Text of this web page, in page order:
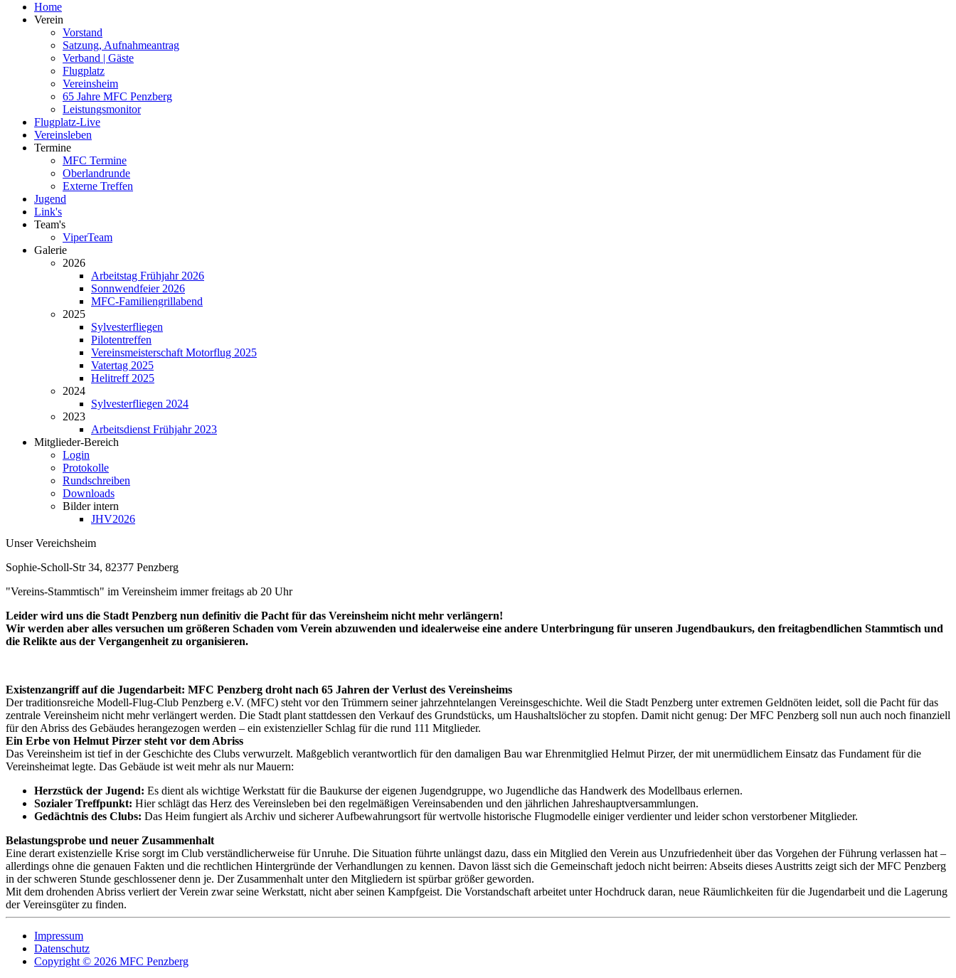
Home
Verein
Vorstand
Satzung, Aufnahmeantrag
Verband | Gäste
Flugplatz
Vereinsheim
65 Jahre MFC Penzberg
Leistungsmonitor
Flugplatz-Live
Vereinsleben
Termine
MFC Termine
Oberlandrunde
Externe Treffen
Jugend
Link's
Team's
ViperTeam
Galerie
2026
Arbeitstag Frühjahr 2026
Sonnwendfeier 2026
MFC-Familiengrillabend
2025
Sylvesterfliegen
Pilotentreffen
Vereinsmeisterschaft Motorflug 2025
Vatertag 2025
Helitreff 2025
2024
Sylvesterfliegen 2024
2023
Arbeitsdienst Frühjahr 2023
Mitglieder-Bereich
Login
Protokolle
Rundschreiben
Downloads
Bilder intern
JHV2026
Unser Vereichsheim
Sophie-Scholl-Str 34, 82377 Penzberg
"Vereins-Stammtisch" im Vereinsheim immer freitags ab 20 Uhr
Leider wird uns die Stadt Penzberg nun definitiv die Pacht für das Vereinsheim nicht mehr verlängern!
Wir werden aber alles versuchen um größeren Schaden vom Verein abzuwenden und idealerweise eine andere Unterbringung für unseren Jugendbaukurs, den freitagbendlichen Stammtisch und
die Relikte aus der Vergangenheit zu organisieren.
Existenzangriff auf die Jugendarbeit: MFC Penzberg droht nach 65 Jahren der Verlust des Vereinsheims
Der traditionsreiche Modell-Flug-Club Penzberg e.V. (MFC) steht vor den Trümmern seiner jahrzehntelangen Vereinsgeschichte. Weil die Stadt Penzberg unter extremen Geldnöten leidet, soll die Pacht für das
zentrale Vereinsheim nicht mehr verlängert werden. Die Stadt plant stattdessen den Verkauf des Grundstücks, um Haushaltslöcher zu stopfen. Damit nicht genug: Der MFC Penzberg soll nun auch noch finanziell
für den Abriss des Gebäudes herangezogen werden – ein existenzieller Schlag für die rund 111 Mitglieder.
Ein Erbe von Helmut Pirzer steht vor dem Abriss
Das Vereinsheim ist tief in der Geschichte des Clubs verwurzelt. Maßgeblich verantwortlich für den damaligen Bau war Ehrenmitglied Helmut Pirzer, der mit unermüdlichem Einsatz das Fundament für die
Vereinsheimat legte. Das Gebäude ist weit mehr als nur Mauern:
Herzstück der Jugend: Es dient als wichtige Werkstatt für die Baukurse der eigenen Jugendgruppe, wo Jugendliche das Handwerk des Modellbaus erlernen.
Sozialer Treffpunkt: Hier schlägt das Herz des Vereinsleben bei den regelmäßigen Vereinsabenden und den jährlichen Jahreshauptversammlungen.
Gedächtnis des Clubs: Das Heim fungiert als Archiv und sicherer Aufbewahrungsort für wertvolle historische Flugmodelle einiger verdienter und leider schon verstorbener Mitglieder.
Belastungsprobe und neuer Zusammenhalt
Eine derart existenzielle Krise sorgt im Club verständlicherweise für Unruhe. Die Situation führte unlängst dazu, dass ein Mitglied den Verein aus Unzufriedenheit über das Vorgehen der Führung verlassen hat –
allerdings ohne die genauen Fakten und die rechtlichen Hintergründe der Verhandlungen zu kennen. Davon lässt sich die Gemeinschaft jedoch nicht beirren: Abseits dieses Austritts zeigt sich der MFC Penzberg
in der schweren Stunde geschlossener denn je. Der Zusammenhalt unter den Mitgliedern ist spürbar größer geworden.
Mit dem drohenden Abriss verliert der Verein zwar seine Werkstatt, nicht aber seinen Kampfgeist. Die Vorstandschaft arbeitet unter Hochdruck daran, neue Räumlichkeiten für die Jugendarbeit und die Lagerung
der Vereinsgüter zu finden.
Impressum
Datenschutz
Copyright © 2026 MFC Penzberg